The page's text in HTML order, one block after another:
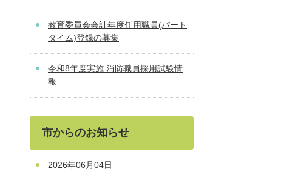
教育委員会会計年度任用職員(パート
タイム)登録の募集
令和8年度実施 消防職員採用試験情
報
市からのお知らせ
2026年06月04日